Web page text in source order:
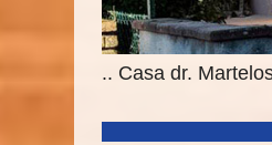
.. Casa dr.